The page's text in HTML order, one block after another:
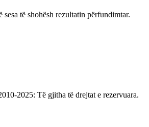
të shohësh rezultatin përfundimtar.
2025: Të gjitha të drejtat e rezervuara.